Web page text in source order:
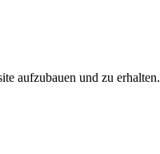
aufzubauen und zu erhalten.